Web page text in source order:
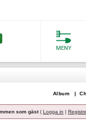
MENY
Album |
som gäst( Logga in |